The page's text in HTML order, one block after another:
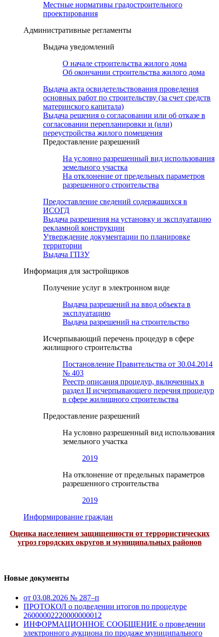
Местные нормативы градостроительного
проектирования
Административные регламенты
Выдача уведомлений
О начале строительства жилого дома
Об окончании строительства жилого дома
Выдача акта освидетельствования проведения
основных работ по строительству (за счет средств
материнского капитала)
Выдача решения о согласовании или об отказе в
согласовании перепланировки и (или)
переустройства жилого помещения
Предоставление разрешений
На условно разрешенный вид использования
земельного участка
На отклонение от предельных параметров
разрешенного строительства
Предоставление сведений содержащихся в
ИСОГД
Выдача разрешения на установку и эксплуатацию
рекламной конструкции
Утверждение документации по планировке
территории
Выдача ГПЗУ
Информация для застройщиков
Получение услуг в электронном виде
Выдача разрешений на ввод объекта в
эксплуатацию
Выдача разрешений на строительство
Исчерпывающий перечень процедур в сфере
жилищного строительства
Постановление Правительства от 30.04.2014
№ 403
Реестр описания процедур, включенных в
раздел II исчерпывающего перечня процедур
в сфере жилищного строительства
Предоставление разрешений
На условно разрешенный вид использования
земельного участка
2019
На отклонение от предельных параметров
разрешенного строительства
2019
Информирование граждан
Оценка населением защищенности от террористических
угроз городских округов и муниципальных районов
Новые документы
от 03.08.2026 № 287–п
ПРОТОКОЛ о подведении итогов по процедуре
26000002220000000012
ИНФОРМАЦИОННОЕ СООБЩЕНИЕ о проведении
электронного аукциона по продаже муниципального